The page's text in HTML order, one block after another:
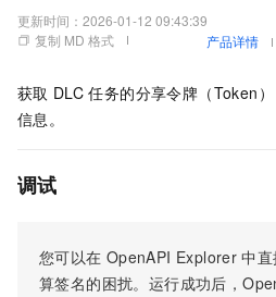
更新时间： 2026-01-12 09:43:39
复制 MD 格式
产品详情
获取 DLC 任务的分享令牌（Token
信息。
调试
您可以在 OpenAPI Explorer 中
算签名的困扰。运行成功后，